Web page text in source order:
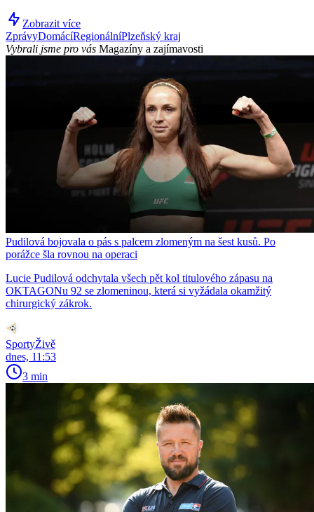
Zobrazit více
ZprávyDomácíRegionálníPlzeňský kraj
Vybrali jsme pro vás Magazíny a zajímavosti
Pudilová bojovala o pás s palcem zlomeným na šest kusů. Po
porážce šla rovnou na operaci
Lucie Pudilová odchytala všech pět kol titulového zápasu na
OKTAGONu 92 se zlomeninou, která si vyžádala okamžitý
chirurgický zákrok.
SportyŽivě
dnes, 11:53
3 min